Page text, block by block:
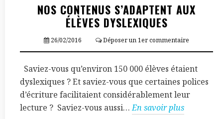
NOS CONTENUS S’ADAPTENT AUX
ÉLÈVES DYSLEXIQUES
26/02/2016 Déposer un 1er commentaire
Saviez-vous qu’environ 150 000 élèves étaient
dyslexiques ? Et saviez-vous que certaines polices
d’écriture facilitaient considérablement leur
lecture ? Saviez-vous aussi…En savoir plus